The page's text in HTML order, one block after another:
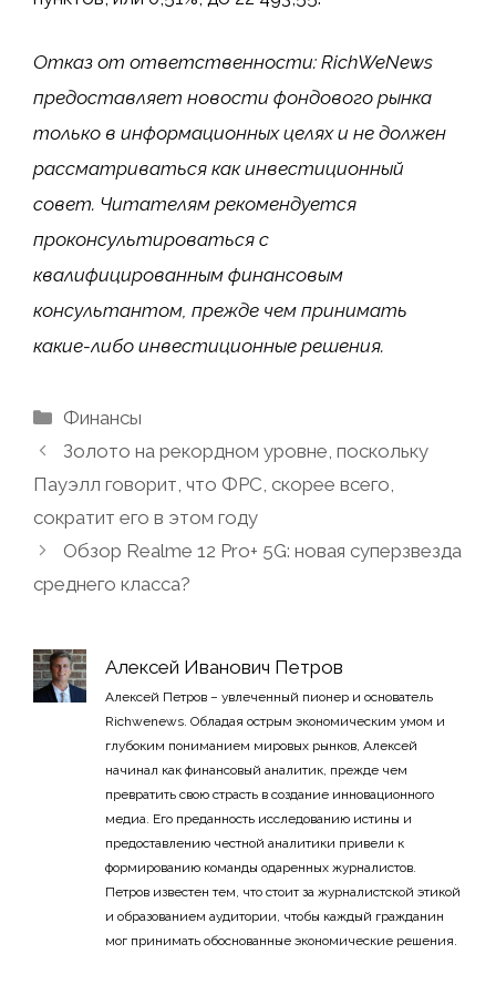
Отказ от ответственности: RichWeNews
предоставляет новости фондового рынка
только в информационных целях и не должен
рассматриваться как инвестиционный
совет. Читателям рекомендуется
проконсультироваться с
квалифицированным финансовым
консультантом, прежде чем принимать
какие-либо инвестиционные решения.
Рубрики
Финансы
Золото на рекордном уровне, поскольку
Пауэлл говорит, что ФРС, скорее всего,
сократит его в этом году
Обзор Realme 12 Pro+ 5G: новая суперзвезда
среднего класса?
Алексей Иванович Петров
Алексей Петров – увлеченный пионер и основатель
Richwenews. Обладая острым экономическим умом и
глубоким пониманием мировых рынков, Алексей
начинал как финансовый аналитик, прежде чем
превратить свою страсть в создание инновационного
медиа. Его преданность исследованию истины и
предоставлению честной аналитики привели к
формированию команды одаренных журналистов.
Петров известен тем, что стоит за журналистской этикой
и образованием аудитории, чтобы каждый гражданин
мог принимать обоснованные экономические решения.